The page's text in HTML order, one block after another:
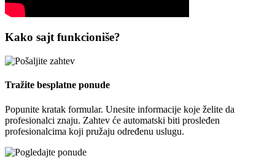
Kako sajt funkcioniše?
Tražite besplatne ponude
Popunite kratak formular. Unesite informacije koje želite da
profesionalci znaju. Zahtev će automatski biti prosleđen
profesionalcima koji pružaju određenu uslugu.